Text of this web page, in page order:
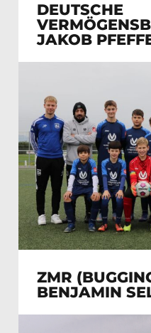
DEUTSCHE
JAKOB
ZMR
BENJAMIN